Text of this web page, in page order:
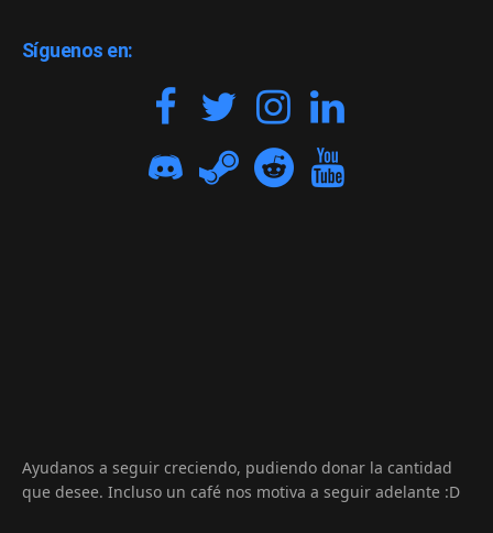
Síguenos en:
Ayudanos a seguir creciendo, pudiendo donar la cantidad
que desee. Incluso un café nos motiva a seguir adelante :D